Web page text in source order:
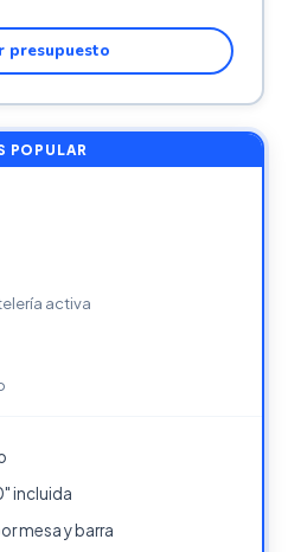
presupuesto
POPULAR
activa
incluida
mesa y barra